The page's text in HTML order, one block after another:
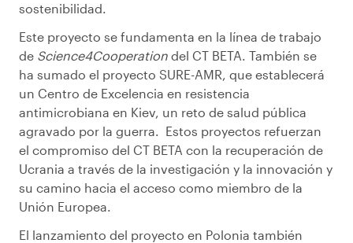
sostenibilidad.
Este proyecto se fundamenta en la línea de trabajo
de Science4Cooperation del CT BETA. También se
ha sumado el proyecto SURE-AMR, que establecerá
un Centro de Excelencia en resistencia
antimicrobiana en Kiev, un reto de salud pública
agravado por la guerra. Estos proyectos refuerzan
el compromiso del CT BETA con la recuperación de
Ucrania a través de la investigación y la innovación y
su camino hacia el acceso como miembro de la
Unión Europea.
El lanzamiento del proyecto en Polonia también